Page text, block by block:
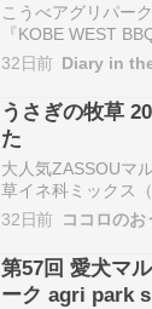
こうべアグリパー
『KOBE WEST
しめるようになっ
KOBE WEST BBQ
です行ってみたい
見る 愛犬と一緒
32日前 Diary in
うさぎの牧草
た
大人気ZASSOUマ
草イネ科ミックス
ンライグラスなど
2026限定夏ver
ぎ用品の通販サイ
す。うさぎさんと
32日前 ココロの
第57回 愛犬マ
ーク agri park